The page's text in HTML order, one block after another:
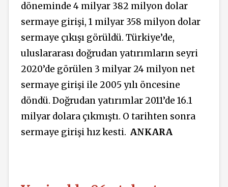
döneminde 4 milyar 382 milyon dolar
sermaye girişi, 1 milyar 358 milyon dolar
sermaye çıkışı görüldü. Türkiye’de,
uluslararası doğrudan yatırımların seyri
2020’de görülen 3 milyar 24 milyon net
sermaye girişi ile 2005 yılı öncesine
döndü. Doğrudan yatırımlar 2011’de 16.1
milyar dolara çıkmıştı. O tarihten sonra
sermaye girişi hız kesti. ANKARA